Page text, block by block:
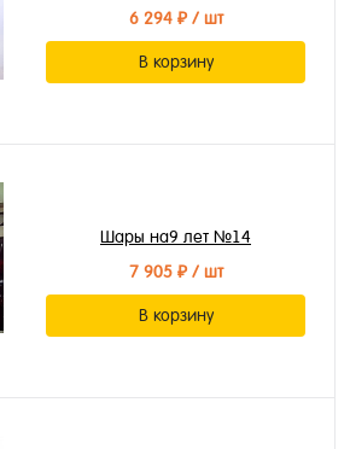
6 294 ₽/ шт
В корзину
Шары на9 лет №14
7 905 ₽/ шт
В корзину